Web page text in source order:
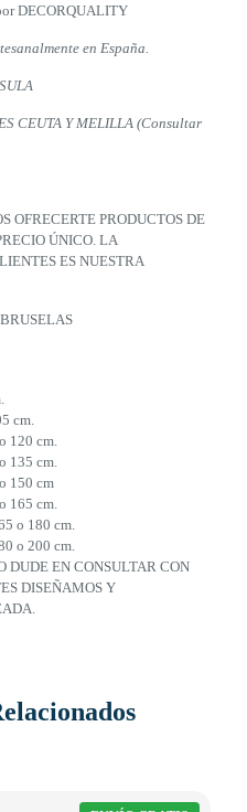
DECORQUALITY
en España.
CEUTA Y MELILLA (Consultar
OFRECERTE PRODUCTOS DE
ÚNICO. LA
ES NUESTRA
cm.
120 cm.
135 cm.
150 cm
165 cm.
o 180 cm.
o 200 cm.
DUDE EN CONSULTAR CON
DISEÑAMOS Y